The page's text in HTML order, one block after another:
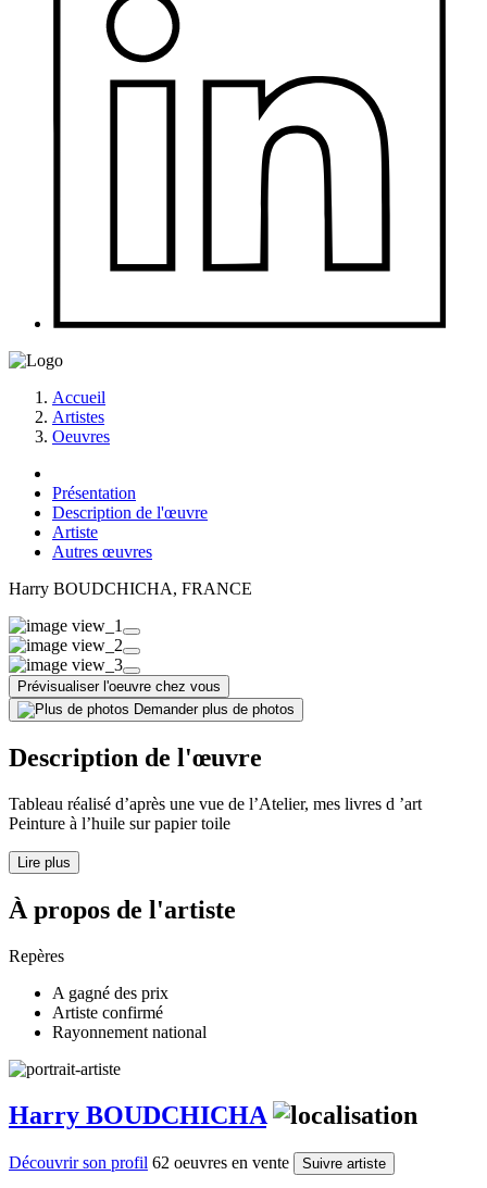
Accueil
Artistes
Oeuvres
Présentation
Description de l'œuvre
Artiste
Autres œuvres
Harry BOUDCHICHA, FRANCE
Prévisualiser l'oeuvre chez vous
Demander plus de photos
Description de l'œuvre
Tableau réalisé d’après une vue de l’Atelier, mes livres d ’art
Peinture à l’huile sur papier toile
Lire plus
À propos de l'artiste
Repères
A gagné des prix
Artiste confirmé
Rayonnement national
Harry BOUDCHICHA
Découvrir son profil 62 oeuvres en vente Suivre artiste